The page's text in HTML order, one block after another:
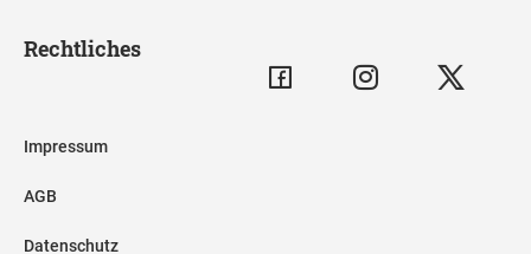
Rechtliches
Impressum
AGB
Datenschutz